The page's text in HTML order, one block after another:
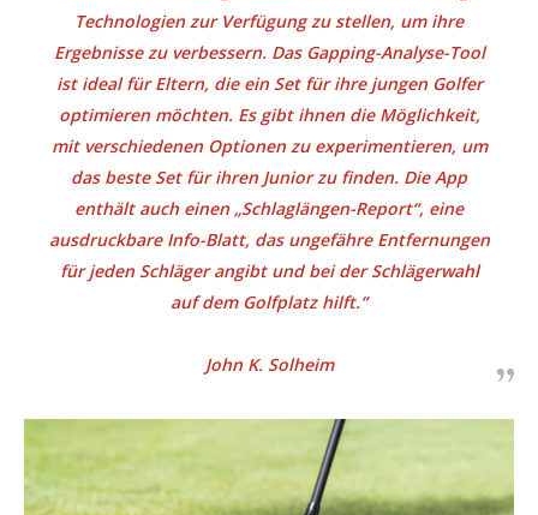
Technologien zur Verfügung zu stellen, um ihre
Ergebnisse zu verbessern. Das Gapping-Analyse-Tool
ist ideal für Eltern, die ein Set für ihre jungen Golfer
optimieren möchten. Es gibt ihnen die Möglichkeit,
mit verschiedenen Optionen zu experimentieren, um
das beste Set für ihren Junior zu finden. Die App
enthält auch einen „Schlaglängen-Report“, eine
ausdruckbare Info-Blatt, das ungefähre Entfernungen
für jeden Schläger angibt und bei der Schlägerwahl
auf dem Golfplatz hilft.“
John K. Solheim